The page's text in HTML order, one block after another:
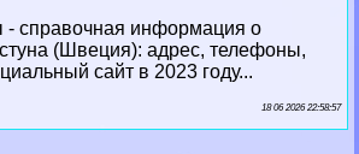
- справочная информация о
(Швеция): адрес, телефоны,
сайт в 2023 году...
18 06 2026 22:58:57